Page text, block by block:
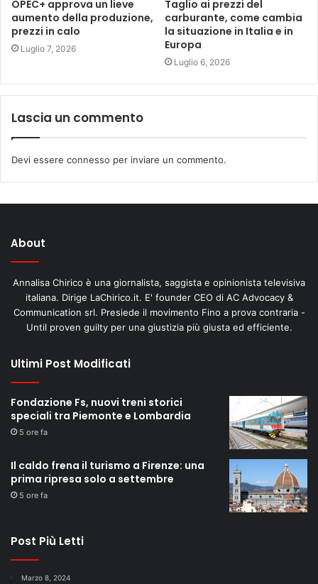
OPEC+ approva un lieve
aumento della produzione,
prezzi in calo
Luglio 7, 2026
Taglio ai prezzi del
carburante, come cambia
la situazione in Italia e in
Europa
Luglio 6, 2026
Lascia un commento
Devi essere connesso per inviare un commento.
About
Annalisa Chirico è una giornalista, saggista e opinionista televisiva
italiana. Dirige LaChirico.it. E' founder CEO di AC Advocacy &
Communication srl. Presiede il movimento Fino a prova contraria -
Until proven guilty per una giustizia più giusta ed efficiente.
Ultimi Post Modificati
Fondazione Fs, nuovi treni storici
speciali tra Piemonte e Lombardia
5 ore fa
Il caldo frena il turismo a Firenze: una
prima ripresa solo a settembre
5 ore fa
Post Più Letti
Marzo 8, 2024